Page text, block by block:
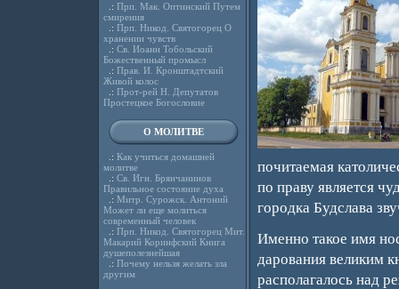
.: Прп. Мак. Оптинский Путем
смирения
.: Прп. Никод. Святогорец О
хранении чувств
.: Св. Иоанн Тобольский
Божественный промысл
.: Прав. И. Кронштадтский
Живой колос
.: Прот-рей Н. Депутатов
Простецкое Богословие
О МОЛИТВЕ
.: Как учиться домашней
молитве
.: Св. Игн. Брянчанинов
Правильное состояние духа
.: Митр. Сурожск. Антоний
Может ли еще молиться
современный человек
.: Прп. Никод. Святогорец Мит.
Макарий Коринфский Книга
душеполезнейшая
.: Почему нельзя желать зла
другим
почитаемая
по праву является
городка Будслава
Именно такое имя
дарования великим
располагалось над